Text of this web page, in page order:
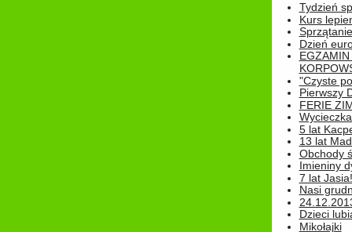
Tydzień
Kurs
Dzień
"Czyste
Pierwszy
FERIE
5 lat
13 lat
Obchody
Imieniny
7 lat Jasia!
Nasi
Dzieci
Mikołajki